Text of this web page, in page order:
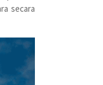
secara